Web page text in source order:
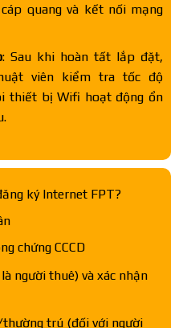
quang và kết nối mạng
: Sau khi hoàn tất lắp đặt,
viên kiểm tra tốc độ
thiết bị Wifi hoạt động ổn
ký Internet FPT?
chứng CCCD
người thuê) và xác nhận
trú (đối với người